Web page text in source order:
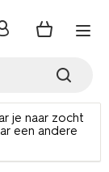
je naar zocht
een andere